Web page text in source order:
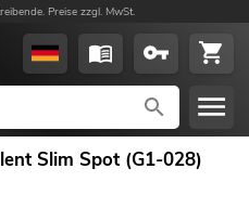
Preise zzgl. MwSt.
Slim Spot (G1-028)